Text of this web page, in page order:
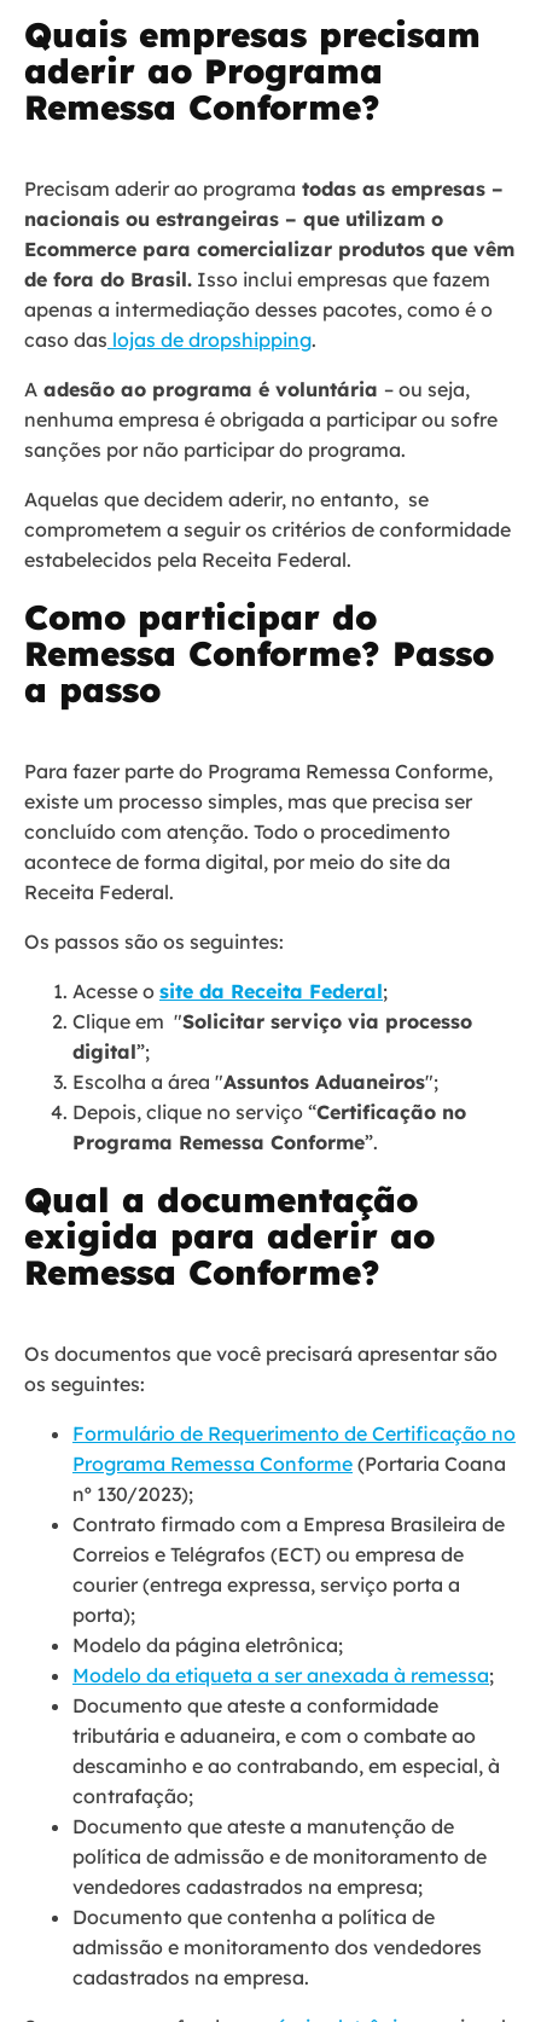
Quais empresas precisam
aderir ao Programa
Remessa Conforme?
Precisam aderir ao programa todas as empresas –
nacionais ou estrangeiras – que utilizam o
Ecommerce para comercializar produtos que vêm
de fora do Brasil. Isso inclui empresas que fazem
apenas a intermediação desses pacotes, como é o
caso das lojas de dropshipping.
A adesão ao programa é voluntária – ou seja,
nenhuma empresa é obrigada a participar ou sofre
sanções por não participar do programa.
Aquelas que decidem aderir, no entanto, se
comprometem a seguir os critérios de conformidade
estabelecidos pela Receita Federal.
Como participar do
Remessa Conforme? Passo
a passo
Para fazer parte do Programa Remessa Conforme,
existe um processo simples, mas que precisa ser
concluído com atenção. Todo o procedimento
acontece de forma digital, por meio do site da
Receita Federal.
Os passos são os seguintes:
Acesse o site da Receita Federal;
Clique em "Solicitar serviço via processo
digital”;
Escolha a área "Assuntos Aduaneiros";
Depois, clique no serviço “Certificação no
Programa Remessa Conforme”.
Qual a documentação
exigida para aderir ao
Remessa Conforme?
Os documentos que você precisará apresentar são
os seguintes:
Formulário de Requerimento de Certificação no
Programa Remessa Conforme (Portaria Coana
nº 130/2023);
Contrato firmado com a Empresa Brasileira de
Correios e Telégrafos (ECT) ou empresa de
courier (entrega expressa, serviço porta a
porta);
Modelo da página eletrônica;
Modelo da etiqueta a ser anexada à remessa;
Documento que ateste a conformidade
tributária e aduaneira, e com o combate ao
descaminho e ao contrabando, em especial, à
contrafação;
Documento que ateste a manutenção de
política de admissão e de monitoramento de
vendedores cadastrados na empresa;
Documento que contenha a política de
admissão e monitoramento dos vendedores
cadastrados na empresa.